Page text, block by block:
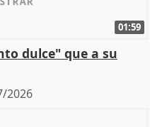
01:59
dulce" que a su
2026